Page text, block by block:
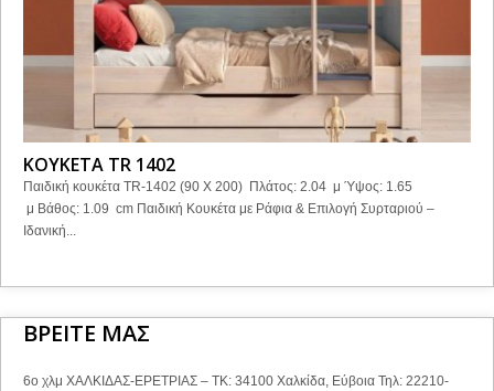
ΚΟΥΚΕΤΑ TR 1402
Παιδική κουκέτα TR-1402 (90 X 200) Πλάτος: 2.04 μ Ύψος: 1.65
μ Βάθος: 1.09 cm Παιδική Κουκέτα με Ράφια & Επιλογή Συρταριού –
Ιδανική...
ΒΡΕΙΤΕ ΜΑΣ
6ο χλμ ΧΑΛΚΙΔΑΣ-ΕΡΕΤΡΙΑΣ – ΤΚ: 34100 Χαλκίδα, Εύβοια Τηλ: 22210-